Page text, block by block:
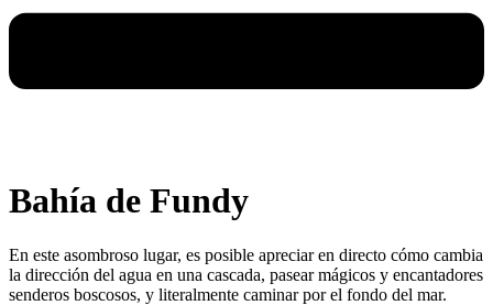
Bahía de Fundy
En este asombroso lugar, es posible apreciar en directo cómo cambia
la dirección del agua en una cascada, pasear mágicos y encantadores
senderos boscosos, y literalmente caminar por el fondo del mar.